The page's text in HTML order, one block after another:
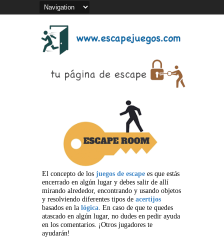
El concepto de los juegos de escape es que estás
encerrado en algún lugar y debes salir de allí
mirando alrededor, encontrando y usando objetos
y resolviendo diferentes tipos de acertijos
basados en la lógica. En caso de que te quedes
atascado en algún lugar, no dudes en pedir ayuda
en los comentarios. ¡Otros jugadores te
ayudarán!